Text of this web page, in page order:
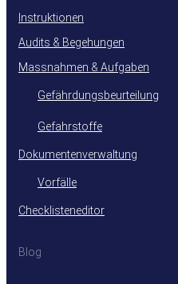
Instruktionen
Audits & Begehungen
Massnahmen & Aufgaben
Gefährdungsbeurteilung
Gefahrstoffe
Dokumentenverwaltung
Vorfälle
Checklisteneditor
Blog